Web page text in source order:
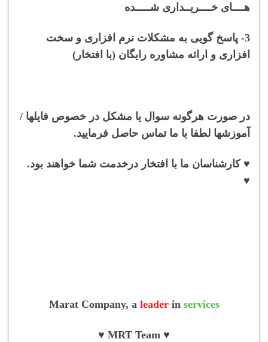
هــــای خــــریــداری شـــــده
3- پاسخ گویی به مشکلات نرم افزاری و سخت
افزاری و ارائه مشاوره رایگان (با افتخار)
در صورت هرگونه سوال یا مشکل در خصوص فایلها /
آموزشها لطفا با ما تماس حاصل فرمایید.
♥ کارشناسان ما با افتخار درخدمت شما خواهند بود.
♥
Marat Company, a leaderin services
♥ MRT Team ♥